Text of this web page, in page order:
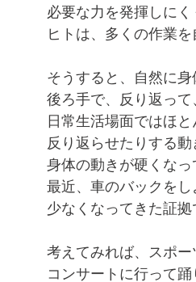
必要な力を発揮しにく
ヒトは、多くの作業
そうすると、自然に身
後ろ手で、反り返って
日常生活場面ではほ
反り返らせたりする
身体の動きが硬くなっ
最近、車のバックを
少なくなってきた証拠
考えてみれば、スポー
コンサートに行って